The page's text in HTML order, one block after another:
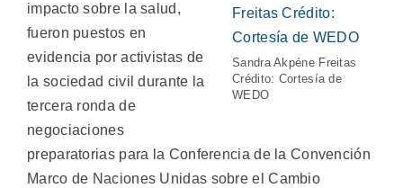
Sandra Akpéne Freitas
Crédito: Cortesía de
WEDO
impacto sobre la salud,
fueron puestos en
evidencia por activistas de
la sociedad civil durante la
tercera ronda de
negociaciones
preparatorias para la Conferencia de la Convención
Marco de Naciones Unidas sobre el Cambio